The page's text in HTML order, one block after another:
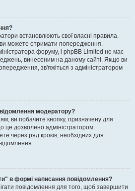
встановлюють свої власні правила.
можете отримати попередження.
форуму, і phpBB Limited не має
винесеним на даному сайті. Якщо ви
зв'яжіться з адміністратором
модератору?
ви побачите кнопку, призначену для
це дозволено адміністратором.
через ряд кроків, необхідних для
в формі написання повідомлення?
повідомлення для того, щоб завершити